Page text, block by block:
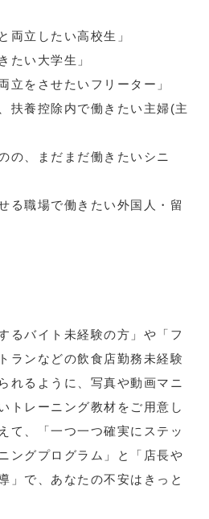
両立したい高校生」
たい大学生」
立をさせたいフリーター」
扶養控除内で働きたい主婦(主
の、まだまだ働きたいシニ
る職場で働きたい外国人・留
るバイト未経験の方」や「フ
ランなどの飲食店勤務未経験
れるように、写真や動画マニ
トレーニング教材をご用意し
て、「一つ一つ確実にステッ
ングプログラム」と「店長や
」で、あなたの不安はきっと